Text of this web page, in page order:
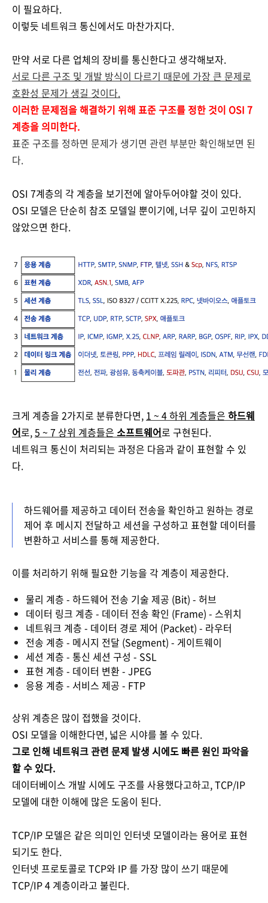
이 필요하다.
이렇듯 네트워크 통신에서도 마찬가지다.
만약 서로 다른 업체의 장비를 통신한다고 생각해보자.
서로 다른 구조 및 개발 방식이 다르기 때문에 가장 큰 문제로
호환성 문제가 생길 것이다.
이러한 문제점을 해결하기 위해 표준 구조를 정한 것이 OSI 7
계층을 의미한다.
표준 구조를 정하면 문제가 생기면 관련 부분만 확인해보면 된
다.
OSI 7계층의 각 계층을 보기전에 알아두어야할 것이 있다.
OSI 모델은 단순히 참조 모델일 뿐이기에, 너무 깊이 고민하지
않았으면 한다.
크게 계층을 2가지로 분류한다면, 1 ~ 4 하위 계층들은 하드웨
어로,5 ~ 7 상위 계층들은 소프트웨어로 구현된다.
네트워크 통신이 처리되는 과정은 다음과 같이 표현할 수 있
다.
하드웨어를 제공하고 데이터 전송을 확인하고 원하는 경로
제어 후 메시지 전달하고 세션을 구성하고 표현할 데이터를
변환하고 서비스를 통해 제공한다.
이를 처리하기 위해 필요한 기능을 각 계층이 제공한다.
물리 계층 - 하드웨어 전송 기술 제공 (Bit) - 허브
데이터 링크 계층 - 데이터 전송 확인 (Frame) - 스위치
네트워크 계층 - 데이터 경로 제어 (Packet) - 라우터
전송 계층 - 메시지 전달 (Segment) - 게이트웨이
세션 계층 - 통신 세션 구성 - SSL
표현 계층 - 데이터 변환 - JPEG
응용 계층 - 서비스 제공 - FTP
상위 계층은 많이 접했을 것이다.
OSI 모델을 이해한다면, 넓은 시야를 볼 수 있다.
그로 인해 네트워크 관련 문제 발생 시에도 빠른 원인 파악을
할 수 있다.
데이터베이스 개발 시에도 구조를 사용했다고하고, TCP/IP
모델에 대한 이해에 많은 도움이 된다.
TCP/IP 모델은 같은 의미인 인터넷 모델이라는 용어로 표현
되기도 한다.
인터넷 프로토콜로 TCP와 IP 를 가장 많이 쓰기 때문에
TCP/IP 4 계층이라고 불린다.